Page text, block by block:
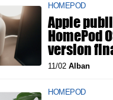
HOMEPOD
Apple
HomePod
version
11/02Alban
HOMEPOD